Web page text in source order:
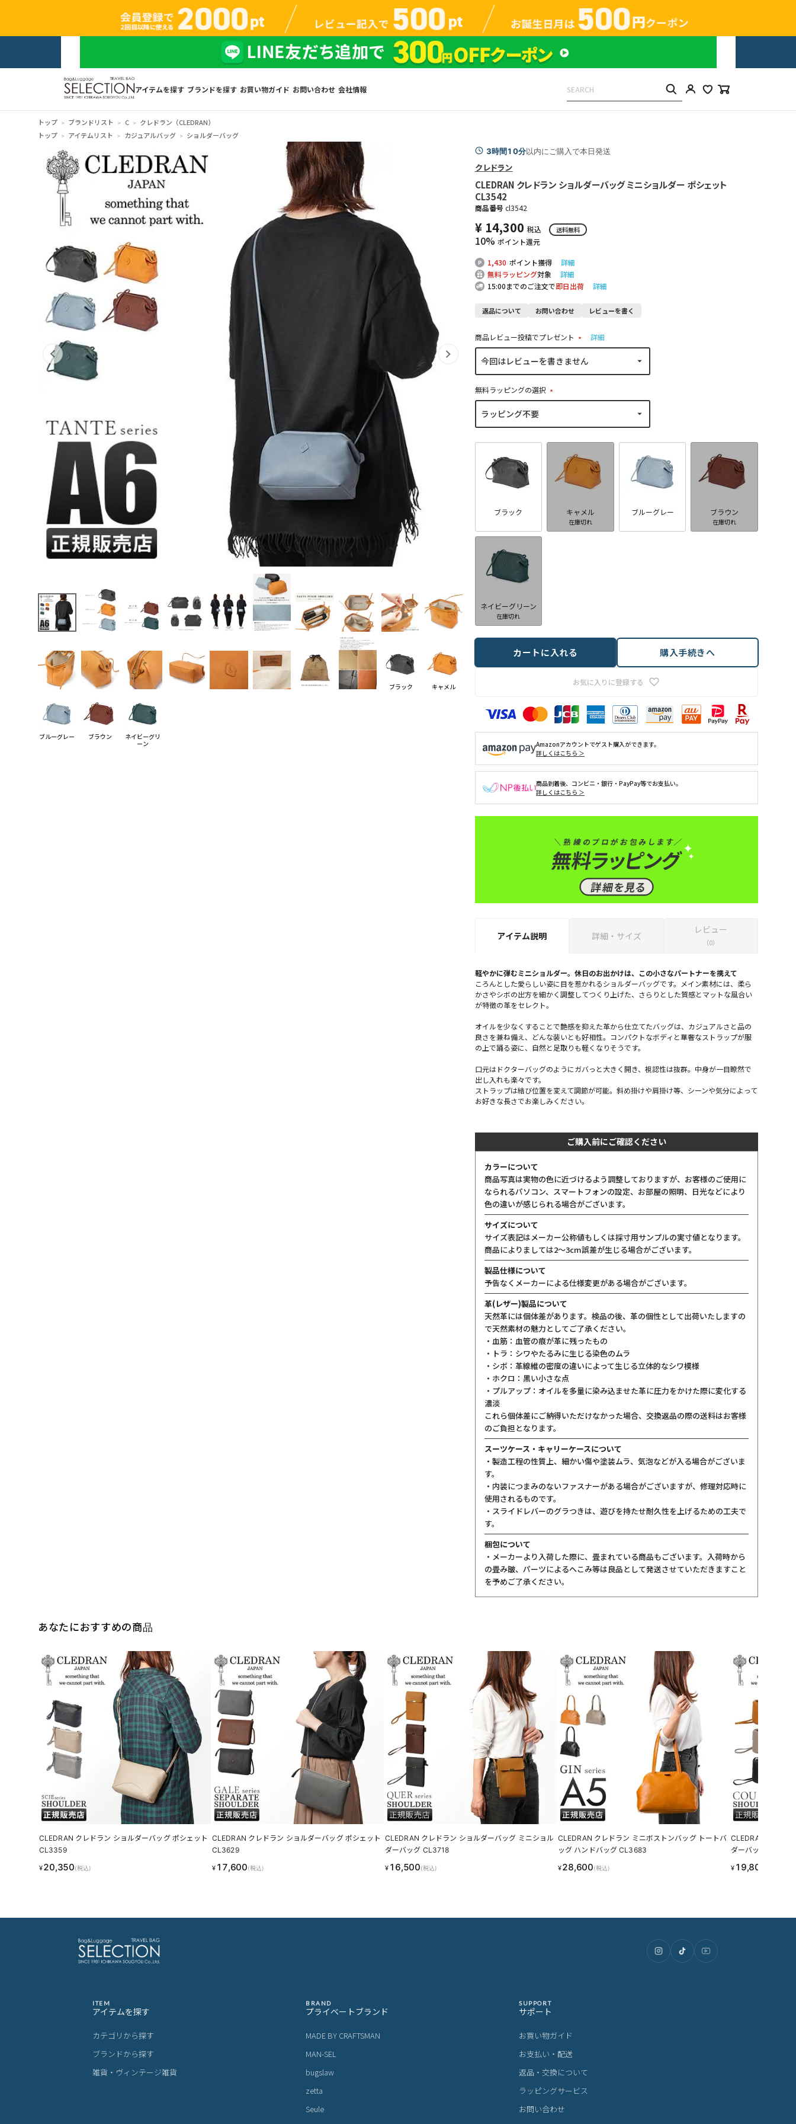
アイテムを探す ブランドを探す お買い物ガイド お問い合わせ 会社情報
トップ ブランドリスト C
クレドラン（CLEDRAN）
トップ
アイテムリスト カジュアルバッグ ショルダーバッグ
ブラック キャメル
ブルーグレー ブラウン
ネイビーグリ
ーン
3時間10分以内にご購入で本日発送
クレドラン
CLEDRAN クレドラン ショルダーバッグ ミニショルダー ポシェット
CL3542
商品番号 cl3542
¥ 14,300 税込 送料無料
10% ポイント還元
1,430 ポイント獲得
詳細
無料ラッピング対象
詳細
15:00までのご注文で即日出荷 詳細
返品について お問い合わせ レビューを書く
商品レビュー投稿でプレゼント
(
必
)
詳細
無料ラッピングの選択
(
)
ブラック キャメル
在庫切れ
ブルーグレー ブラウン
在庫切れ
ネイビーグリーン
在庫切れ
お気に入りに登録する
カートに入れる 購入手続きへ
Amazonアカウントでゲスト購入ができます。
詳しくはこちら ＞
商品到着後、コンビニ・銀行・PayPay等でお支払い。
詳しくはこちら ＞
アイテム説明 詳細・サイズ
レビュー
（0）
軽やかに弾むミニショルダー。休日のお出かけは、この小さなパートナーを携えて
ころんとした愛らしい姿に目を惹かれるショルダーバッグです。メイン素材には、柔ら
かさやシボの出方を細かく調整してつくり上げた、さらりとした質感とマットな風合い
が特徴の革をセレクト。
オイルを少なくすることで艶感を抑えた革から仕立てたバッグは、カジュアルさと品の
良さを兼ね備え、どんな装いとも好相性。コンパクトなボディと華奢なストラップが服
の上で踊る姿に、自然と足取りも軽くなりそうです。
口元はドクターバッグのようにガバっと大きく開き、視認性は抜群。中身が一目瞭然で
出し入れも楽々です。
ストラップは結び位置を変えて調節が可能。斜め掛けや肩掛け等、シーンや気分によって
お好きな長さでお楽しみください。
ご購入前にご確認ください
カラーについて
商品写真は実物の色に近づけるよう調整しておりますが、お客様のご使用に
なられるパソコン、スマートフォンの設定、お部屋の照明、日光などにより
色の違いが感じられる場合がございます。
サイズについて
サイズ表記はメーカー公称値もしくは採寸用サンプルの実寸値となります。
商品によりましては2〜3cm誤差が生じる場合がございます。
製品仕様について
予告なくメーカーによる仕様変更がある場合がございます。
革(レザー)製品について
天然革には個体差があります。検品の後、革の個性として出荷いたしますの
で天然素材の魅力としてご了承ください。
・血筋：血管の痕が革に残ったもの
・トラ：シワやたるみに生じる染色のムラ
・シボ：革線維の密度の違いによって生じる立体的なシワ模様
・ホクロ：黒い小さな点
・プルアップ：オイルを多量に染み込ませた革に圧力をかけた際に変化する
濃淡
これら個体差にご納得いただけなかった場合、交換返品の際の送料はお客様
のご負担となります。
スーツケース・キャリーケースについて
・製造工程の性質上、細かい傷や塗装ムラ、気泡などが入る場合がございま
す。
・内装につまみのないファスナーがある場合がございますが、修理対応時に
使用されるものです。
・スライドレバーのグラつきは、遊びを持たせ耐久性を上げるための工夫で
す。
梱包について
・メーカーより入荷した際に、畳まれている商品もございます。入荷時から
の畳み皺、パーツによるへこみ等は良品として発送させていただきますこと
を予めご了承ください。
あなたにおすすめの商品
CLEDRAN クレドラン ショルダーバッグ ポシェット
CL3359
¥20,350(税込)
CLEDRAN クレドラン ショルダーバッグ ポシェット
CL3629
¥ 17,600(税込)
CLEDRAN クレドラン ショルダーバッグ ミニショル
ダーバッグ CL3718
¥ 16,500(税込)
CLEDRAN クレドラン ミニボストンバッグ トートバ
ッグ ハンドバッグ CL3683
¥28,600(税込)
CLEDRAN クレド
ダーバッグ CL3719
¥ 19,800
ITEM
アイテムを探す
カテゴリから探す
ブランドから探す
雑貨・ヴィンテージ雑貨
BRAND
プライベートブランド
MADE BY CRAFTSMAN
MAN-SEL
bugslaw
zetta
Seule
SUPPORT
サポート
お買い物ガイド
お支払い・配送
返品・交換について
ラッピングサービス
お問い合わせ